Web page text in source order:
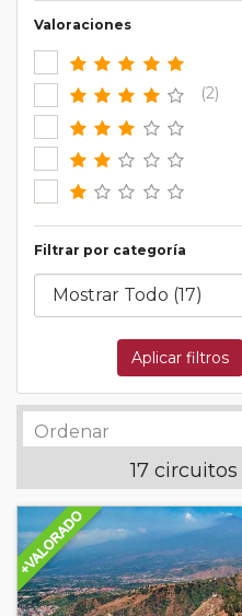
Valoraciones
(2)
Filtrar por categoría
Aplicar filtros
17